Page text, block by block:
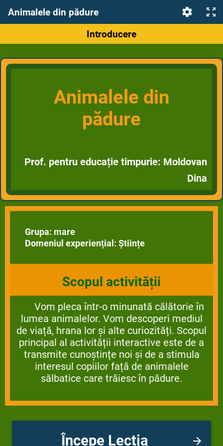
Animalele din pădure
Introducere
Animalele din
pădure
Prof. pentru educație timpurie: Moldovan
Dina
Grupa: mare
Domeniul experiențial: Științe
Scopul activității
Vom pleca într-o minunată călătorie în
lumea animalelor. Vom descoperi mediul
de viață, hrana lor și alte curiozități. Scopul
principal al activității interactive este de a
transmite cunoștințe noi și de a stimula
interesul copiilor față de animalele
sălbatice care trăiesc în pădure.
Începe Lecția